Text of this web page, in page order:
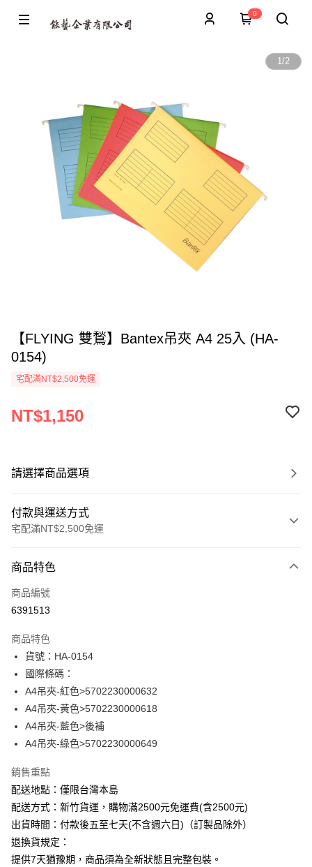
0
1/2
【FLYING 雙鶖】Bantex吊夾 A4 25入 (HA-
0154)
宅配滿NT$2,500免運
NT$1,150
請選擇商品選項
付款與運送方式
宅配滿NT$2,500免運
信用卡一次付款
Apple Pay
悠遊付
ATM付款
運送方式
商品特色
商品編號
6391513
商品特色
貨號：HA-0154
國際條碼：
A4吊夾-紅色>5702230000632
A4吊夾-黃色>5702230000618
A4吊夾-藍色>後補
A4吊夾-綠色>5702230000649
銷售重點
配送地點：僅限台灣本島
配送方式：新竹貨運，購物滿2500元免運費(含2500元)
出貨時間：付款後五至七天(不含週六日)（訂製品除外）
退換貨規定：
提供7天猶豫期，商品須為全新狀態且完整包裝。